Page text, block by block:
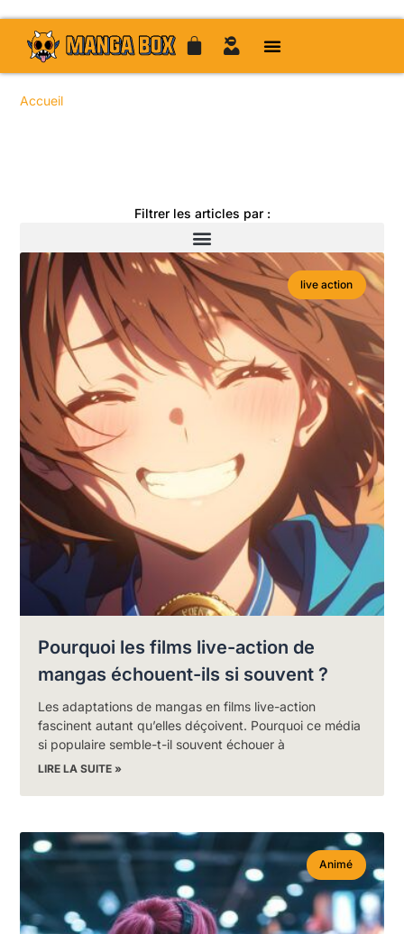
Accueil
Filtrer les articles par :
live action
Pourquoi les films live-action de
mangas échouent-ils si souvent ?
Les adaptations de mangas en films live-action
fascinent autant qu’elles déçoivent. Pourquoi ce média
si populaire semble-t-il souvent échouer à
LIRE LA SUITE »
Animé